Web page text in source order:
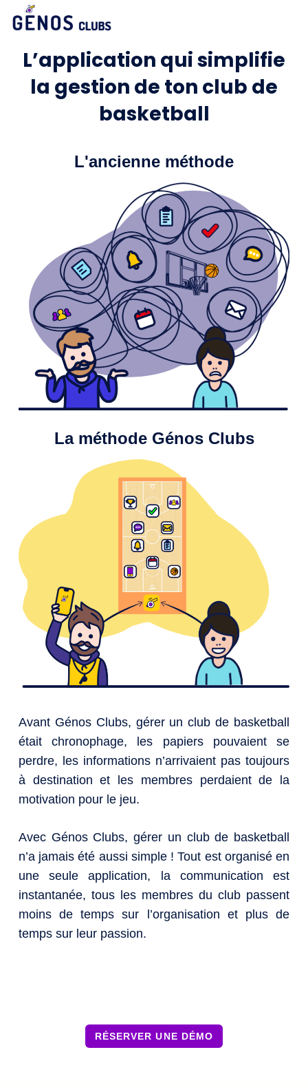
L’application qui simplifie
la gestion de ton club de
basketball
L'ancienne méthode
La méthode Génos Clubs
Avant Génos Clubs, gérer un club de basketball
était chronophage, les papiers pouvaient se
perdre, les informations n’arrivaient pas toujours
à destination et les membres perdaient de la
motivation pour le jeu.
Avec Génos Clubs, gérer un club de basketball
n’a jamais été aussi simple ! Tout est organisé en
une seule application, la communication est
instantanée, tous les membres du club passent
moins de temps sur l’organisation et plus de
temps sur leur passion.
RÉSERVER UNE DÉMO